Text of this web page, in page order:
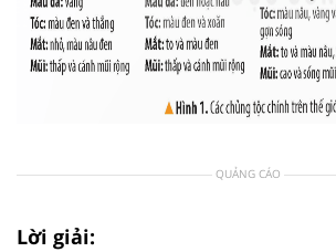
QUẢNG CÁO
Lời giải: